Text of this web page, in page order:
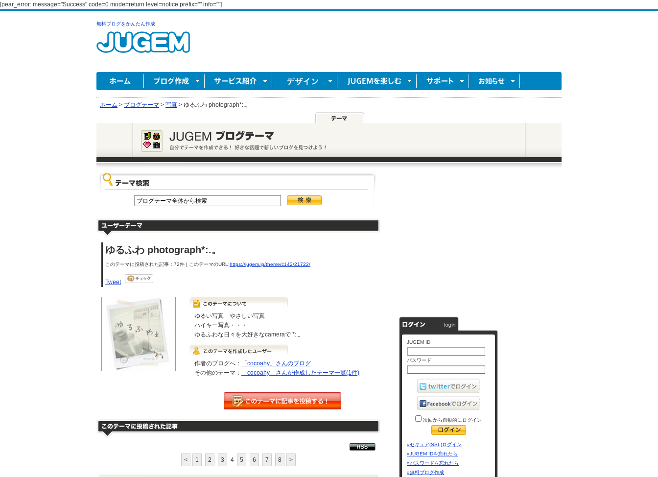
[pear_error: message="Success" code=0 mode=return level=notice prefix="" info=""]
無料ブログをかんたん作成
ホーム > ブログテーマ > 写真 > ゆるふわ photograph*:.。
ゆるふわ photograph*:.。
このテーマに投稿された記事：72件 | このテーマのURL:https://jugem.jp/theme/c142/21722/
Tweet
ゆるい写真 やさしい写真
ハイキー写真・・・
ゆるふわな日々を大好きなcameraで *:.。
作者のブログへ：
「cocoahy」さんのブログ
その他のテーマ：
「cocoahy」さんが作成したテーマ一覧(1件)
< 1 2 3 4 5 6 7 8 >
JUGEM ID
パスワード
次回から自動的にログイン
»セキュア(SSL)ログイン
»JUGEM IDを忘れたら
»パスワードを忘れたら
»無料ブログ作成